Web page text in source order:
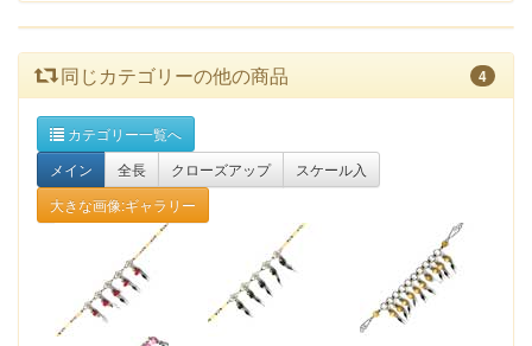
同じカテゴリーの他の商品 4
カテゴリー一覧へ
メイン
全長 クローズアップ
スケール入
大きな画像:ギャラリー